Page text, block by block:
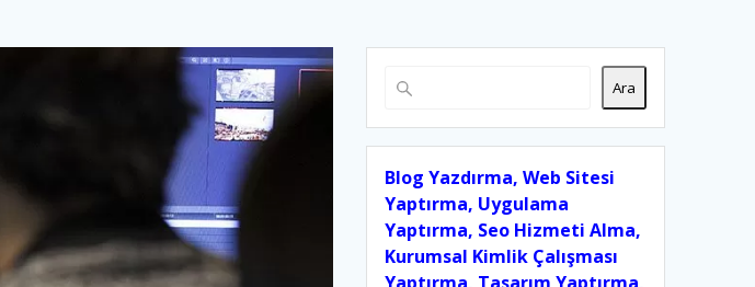
Ara
Blog Yazdırma, Web Sitesi
Yaptırma, Uygulama
Yaptırma, Seo Hizmeti Alma,
Kurumsal Kimlik Çalışması
Yaptırma, Tasarım Yaptırma,